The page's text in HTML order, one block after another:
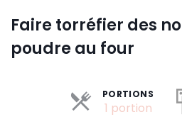
Faire torréfier des
poudre au four
PORTIONS
1 portionParts